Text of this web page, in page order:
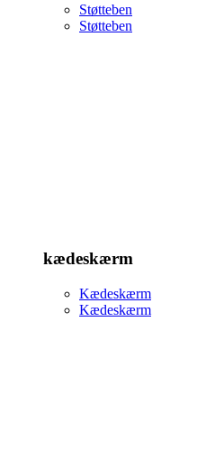
Støtteben
Støtteben
kædeskærm
Kædeskærm
Kædeskærm